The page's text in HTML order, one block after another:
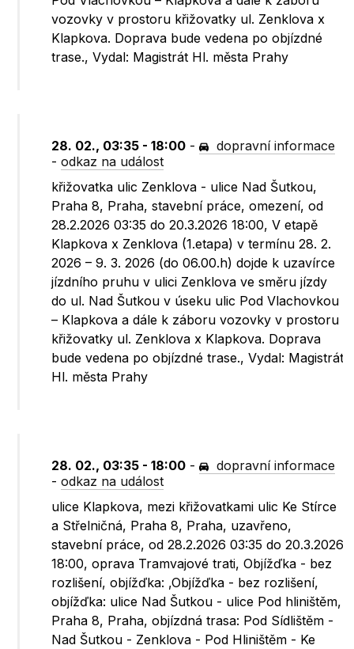
vozovky v prostoru křižovatky ul. Zenklova x
Klapkova. Doprava bude vedena po objízdné
trase., Vydal: Magistrát Hl. města Prahy
28. 02., 03:35 - 18:00 -
dopravní informace
-odkaz na událost
křižovatka ulic Zenklova - ulice Nad Šutkou,
Praha 8, Praha, stavební práce, omezení, od
28.2.2026 03:35 do 20.3.2026 18:00, V etapě
Klapkova x Zenklova (1.etapa) v termínu 28. 2.
2026 – 9. 3. 2026 (do 06.00.h) dojde k uzavírce
jízdního pruhu v ulici Zenklova ve směru jízdy
do ul. Nad Šutkou v úseku ulic Pod Vlachovkou
– Klapkova a dále k záboru vozovky v prostoru
křižovatky ul. Zenklova x Klapkova. Doprava
bude vedena po objízdné trase., Vydal: Magistrát
Hl. města Prahy
28. 02., 03:35 - 18:00 -
dopravní informace
-odkaz na událost
ulice Klapkova, mezi křižovatkami ulic Ke Stírce
a Střelničná, Praha 8, Praha, uzavřeno,
stavební práce, od 28.2.2026 03:35 do 20.3.2026
18:00, oprava Tramvajové trati, Objížďka - bez
rozlišení, objížďka: ,Objížďka - bez rozlišení,
objížďka: ulice Nad Šutkou - ulice Pod hliništěm,
Praha 8, Praha, objízdná trasa: Pod Sídlištěm -
Nad Šutkou - Zenklova - Pod Hliništěm - Ke